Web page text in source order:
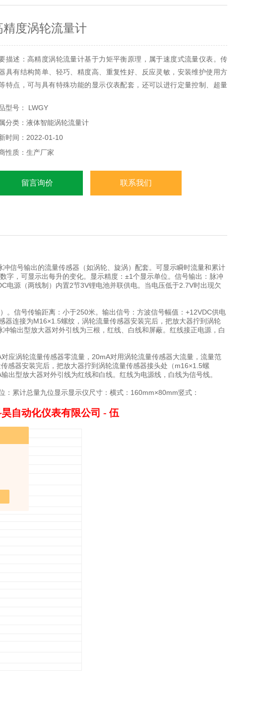
精度涡轮流量计
描述：高精度涡轮流量计基于力矩平衡原理，属于速度式流量仪表。传
具有结构简单、轻巧、精度高、重复性好、反应灵敏，安装维护使用方
特点，可与具有特殊功能的显示仪表配套，还可以进行定量控制、超量
理想仪表。
型号： LWGY
分类：液体智能涡轮流量计
时间：2022-01-10
性质：生产厂家
留言询价 联系我们
信号输出的流量传感器（如涡轮、旋涡）配套。可显示瞬时流量和累计
字，可显示出每升的变化。显示精度：±1个显示单位。信号输出：脉冲
源（两线制）内置2节3V锂电池并联供电。当电压低于2.7V时出现欠
。信号传输距离：小于250米。输出信号：方波信号幅值：+12VDC供电
连接为M16×1.5螺纹，涡轮流量传感器安装完后，把放大器拧到涡轮
输出型放大器对外引线为三根，红线、白线和屏蔽。红线接正电源，白
应涡轮流量传感器零流量，20mA对用涡轮流量传感器大流量，流量范
感器安装完后，把放大器拧到涡轮流量传感器接头处（m16×1.5螺
型放大器对外引线为红线和白线。红线为电源线，白线为信号线。
累计总量九位显示显示仪尺寸：横式：160mm×80mm竖式：
自动化仪表有限公司 - 伍